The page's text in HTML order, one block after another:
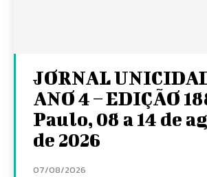
JORNAL
ANO 4 – EDIÇÃO
Paulo, 08 a 14 de
de 2026
07/08/2026